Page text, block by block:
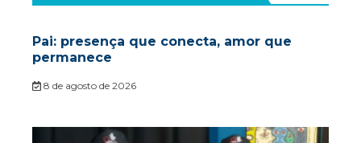
Pai: presença que conecta, amor que
permanece
8 de agosto de 2026